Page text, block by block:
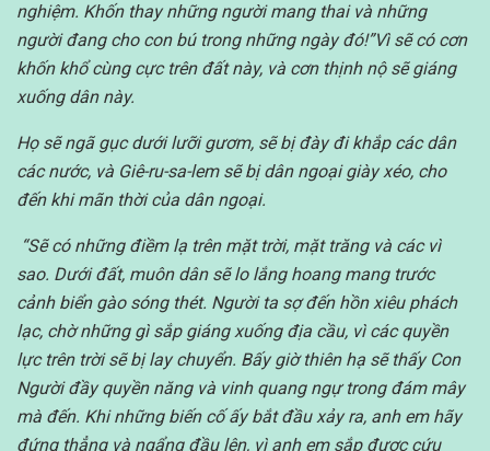
nghiệm. Khốn thay những người mang thai và những
người đang cho con bú trong những ngày đó!”Vì sẽ có cơn
khốn khổ cùng cực trên đất này, và cơn thịnh nộ sẽ giáng
xuống dân này.
Họ sẽ ngã gục dưới lưỡi gươm, sẽ bị đày đi khắp các dân
các nước, và Giê-ru-sa-lem sẽ bị dân ngoại giày xéo, cho
đến khi mãn thời của dân ngoại.
“Sẽ có những điềm lạ trên mặt trời, mặt trăng và các vì
sao. Dưới đất, muôn dân sẽ lo lắng hoang mang trước
cảnh biển gào sóng thét. Người ta sợ đến hồn xiêu phách
lạc, chờ những gì sắp giáng xuống địa cầu, vì các quyền
lực trên trời sẽ bị lay chuyển. Bấy giờ thiên hạ sẽ thấy Con
Người đầy quyền năng và vinh quang ngự trong đám mây
mà đến. Khi những biến cố ấy bắt đầu xảy ra, anh em hãy
đứng thẳng và ngẩng đầu lên, vì anh em sắp được cứu